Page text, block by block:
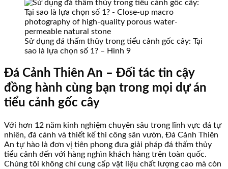
Sử dụng đá thấm thủy trong tiểu cảnh gốc cây: Tại
sao là lựa chọn số 1? – Hình 9
Đá Cảnh Thiên An – Đối tác tin cậy
đồng hành cùng bạn trong mọi dự án
tiểu cảnh gốc cây
Với hơn 12 năm kinh nghiệm chuyên sâu trong lĩnh vực đá tự
nhiên, đá cảnh và thiết kế thi công sân vườn, Đá Cảnh Thiên
An tự hào là đơn vị tiên phong đưa giải pháp đá thấm thủy
tiểu cảnh đến với hàng nghìn khách hàng trên toàn quốc.
Chúng tôi không chỉ cung cấp vật liệu chất lượng cao mà còn